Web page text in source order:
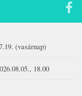
(vasárnap)
18.00